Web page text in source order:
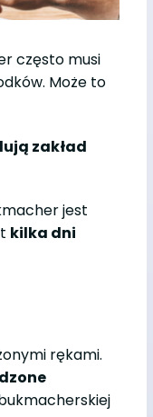
często musi
Może to
zakład
jest
kilka dni
rękami.